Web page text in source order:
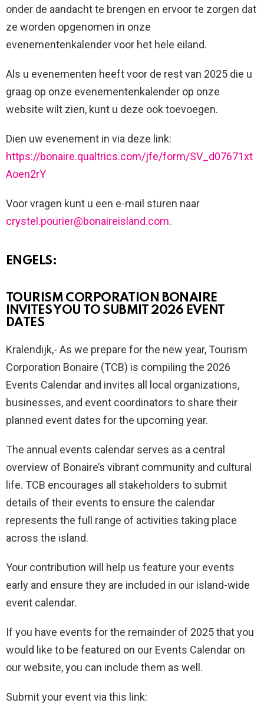
onder de aandacht te brengen en ervoor te zorgen dat
ze worden opgenomen in onze
evenementenkalender voor het hele eiland.
Als u evenementen heeft voor de rest van 2025 die u
graag op onze evenementenkalender op onze
website wilt zien, kunt u deze ook toevoegen.
Dien uw evenement in via deze link:
https://bonaire.qualtrics.com/jfe/form/SV_d07671xt
Aoen2rY
Voor vragen kunt u een e-mail sturen naar
crystel.pourier@bonaireisland.com.
ENGELS:
TOURISM CORPORATION BONAIRE
INVITES YOU TO SUBMIT 2026 EVENT
DATES
Kralendijk,- As we prepare for the new year, Tourism
Corporation Bonaire (TCB) is compiling the 2026
Events Calendar and invites all local organizations,
businesses, and event coordinators to share their
planned event dates for the upcoming year.
The annual events calendar serves as a central
overview of Bonaire’s vibrant community and cultural
life. TCB encourages all stakeholders to submit
details of their events to ensure the calendar
represents the full range of activities taking place
across the island.
Your contribution will help us feature your events
early and ensure they are included in our island-wide
event calendar.
If you have events for the remainder of 2025 that you
would like to be featured on our Events Calendar on
our website, you can include them as well.
Submit your event via this link: